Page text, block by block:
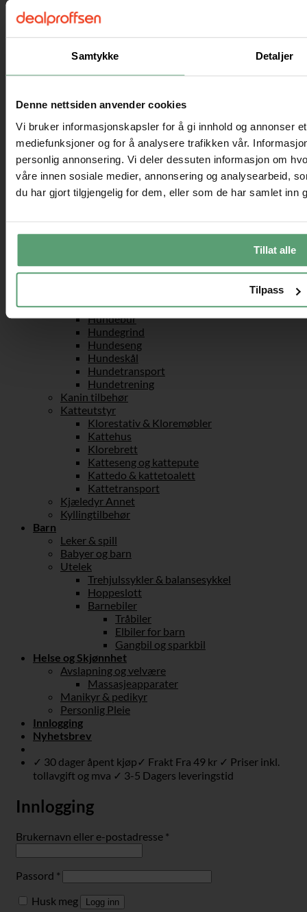
Samtykke Detaljer
Denne nettsiden anvender cookies
Vi bruker informasjonskapsler for å gi innhold og annonser
mediefunksjoner og for å analysere trafikken vår.
personlig annonsering. Vi deler dessuten informasjon om
våre innen sosiale medier, annonsering og analysearbeid,
du har gjort tilgjengelig for dem, eller som de har samlet inn
Tillat alle
Tilpass
Bærbar stativ og ståbord
Friluftsliv
Taustiger & Klatrenett
Fjell & camping
Telt
Håndverk & maling
Sykkelhenger
Treningsutstyr
Hantler & hantelstang
Tredemølle
Kjøretøytilbehør
Hundeutstyr
Hundebur
Hundegrind
Hundeseng
Hundeskål
Hundetransport
Hundetrening
Kanin tilbehør
Katteutstyr
Klorestativ & Kloremøbler
Kattehus
Klorebrett
Katteseng og kattepute
Kattedo & kattetoalett
Kattetransport
Kjæledyr Annet
Kyllingtilbehør
Barn
Leker & spill
Babyer og barn
Utelek
Trehjulssykler & balansesykkel
Hoppeslott
Barnebiler
Tråbiler
Elbiler for barn
Gangbil og sparkbil
Helse og Skjønnhet
Avslapning og velvære
Massasjeapparater
Manikyr & pedikyr
Personlig Pleie
Innlogging
Nyhetsbrev
✓ 30 dager åpent kjøp✓ Frakt Fra 49 kr ✓ Priser inkl.
tollavgift og mva ✓ 3-5 Dagers leveringstid
Innlogging
Brukernavn eller e-postadresse *
Passord * Påkrevd
Husk meg
Logg inn